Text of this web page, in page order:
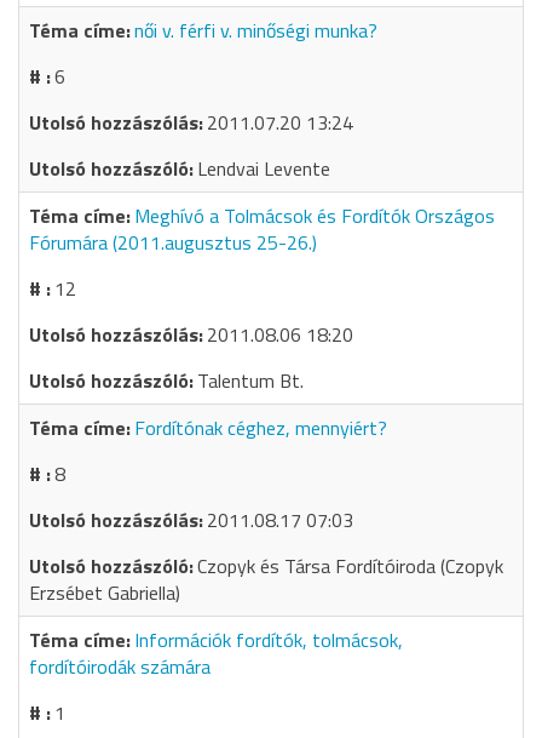
női v. férfi v. minőségi munka?
6
2011.07.20 13:24
Lendvai Levente
Meghívó a Tolmácsok és Fordítók Országos
Fórumára (2011.augusztus 25-26.)
12
2011.08.06 18:20
Talentum Bt.
Fordítónak céghez, mennyiért?
8
2011.08.17 07:03
Czopyk és Társa Fordítóiroda (Czopyk
Erzsébet Gabriella)
Információk fordítók, tolmácsok,
fordítóirodák számára
1